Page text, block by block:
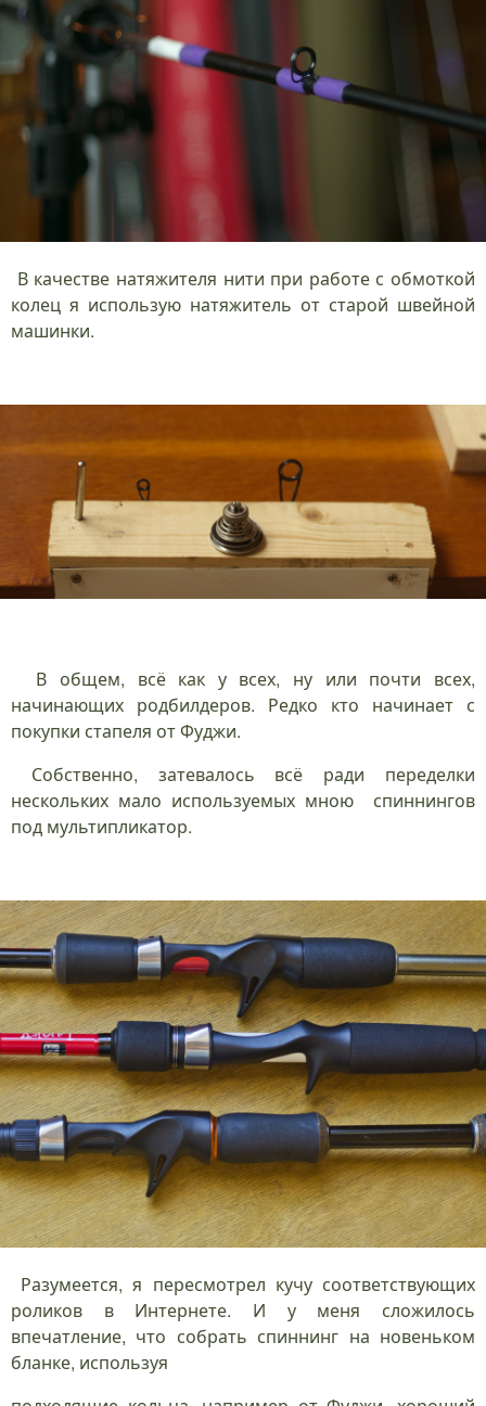
В качестве натяжителя нити при работе с обмоткой
колец я использую натяжитель от старой швейной
машинки.
В общем, всё как у всех, ну или почти всех,
начинающих родбилдеров. Редко кто начинает с
покупки стапеля от Фуджи.
Собственно, затевалось всё ради переделки
нескольких мало используемых мною спиннингов
под мультипликатор.
Разумеется, я пересмотрел кучу соответствующих
роликов в Интернете. И у меня сложилось
впечатление, что собрать спиннинг на новеньком
бланке, используя